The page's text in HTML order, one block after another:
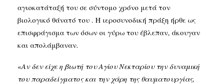
αγιοκατάταξή του σε σύντομο χρόνο μετά τον
βιολογικό θάνατό του . Η ιεροσυνοδική πράξη ήρθε ως
επισφράγισμα των όσων οι γύρω του έβλεπαν, άκουγαν
και απολάμβαναν.
«Αν δεν είχε η βιωτή του Αγίου Νεκταρίου την δυναμική
του παραδείγματος και την χάρη της θαυματουργίας,